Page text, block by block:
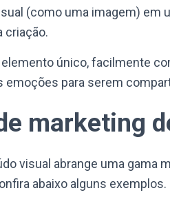
(como uma imagem) em
criação.
único, facilmente
emoções para serem
marketing
visual abrange uma gama
abaixo alguns exemplos.